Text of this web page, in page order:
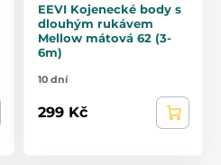
EEVI Kojenecké body s
dlouhým rukávem
Mellow mátová 62 (3-
6m)
10 dní
299 Kč